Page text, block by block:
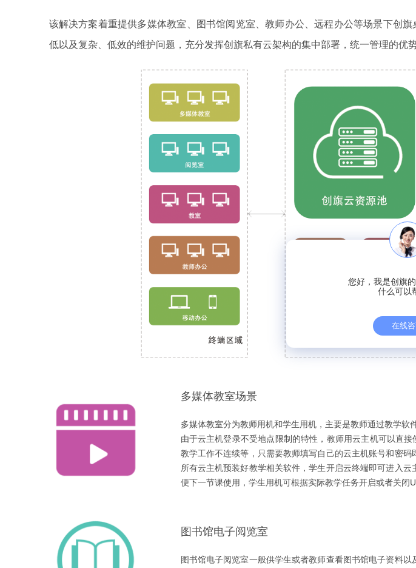
该解决方案着重提供多媒体教室、图书馆阅览室、教师办公、远程办公等场景下创
低以及复杂、低效的维护问题，充分发挥创旗私有云架构的集中部署，统一管理的优势
多媒体教室场景
多媒体教室分为教师用机和学生用机，主要是教师通过教学软
由于云主机登录不受地点限制的特性，教师用云主机可以直
教学工作不连续等，只需要教师填写自己的云主机账号和密
所有云主机预装好教学相关软件，学生开启云终端即可进入
便下一节课使用，学生用机可根据实际教学任务开启或者关闭
图书馆电子阅览室
图书馆电子阅览室一般供学生或者教师查看图书馆电子资料
您好，我是创旗
什么可以
在线